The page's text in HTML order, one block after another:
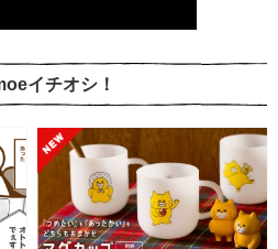
イチオシ！